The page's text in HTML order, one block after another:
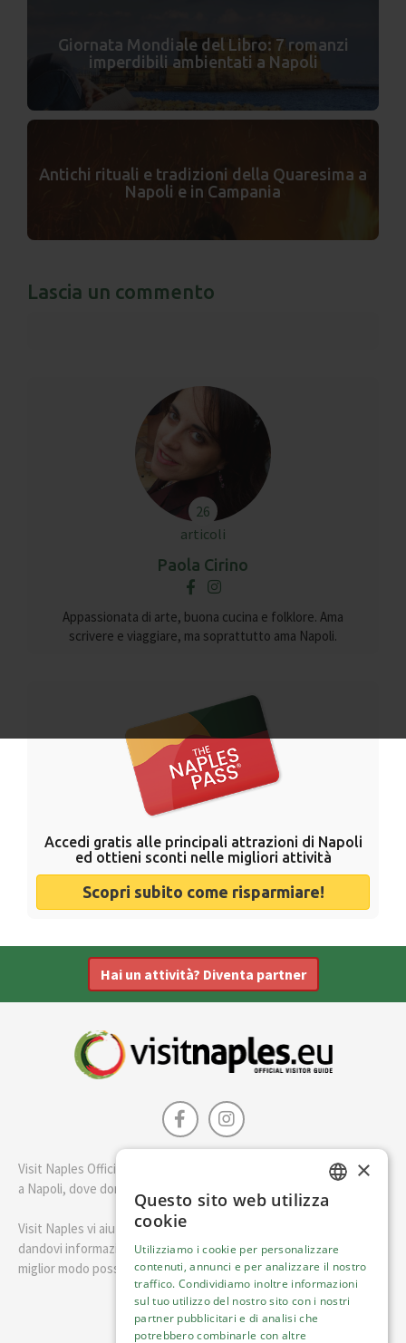
Giornata Mondiale del Libro: 7 romanzi
imperdibili ambientati a Napoli
Antichi rituali e tradizioni della Quaresima a
Napoli e in Campania
Lascia un commento
26
articoli
Paola Cirino
Appassionata di arte, buona cucina e folklore. Ama
scrivere e viaggiare, ma soprattutto ama Napoli.
Accedi gratis alle principali attrazioni di Napoli
ed ottieni sconti nelle migliori attività
Scopri subito come risparmiare!
Hai un attività? Diventa partner
Visit Naples Official è la guida della città di Napoli. Scopri cosa fare
a Napoli, dove dormire e i migliori posti dove mangiare.
Visit Naples vi aiuterà a pianificare il vostro viaggio a Napoli
dandovi informazioni utili e consigli su come visitare Napoli nel
miglior modo possibile.
Italiano
×
Questo sito web utilizza
cookie
Utilizziamo i cookie per personalizzare
contenuti, annunci e per analizzare il nostro
traffico. Condividiamo inoltre informazioni
sul tuo utilizzo del nostro sito con i nostri
partner pubblicitari e di analisi che
potrebbero combinarle con altre